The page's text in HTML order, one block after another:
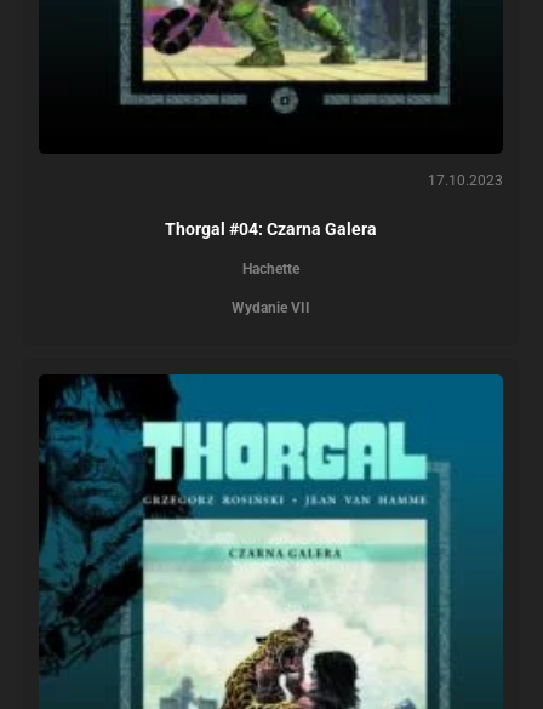
17.10.2023
Thorgal #04: Czarna Galera
Hachette
Wydanie VII